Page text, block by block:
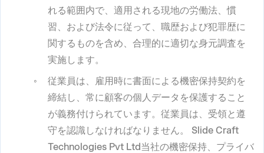
れる範囲内で、適用される現地の労働法、慣
習、および法令に従って、職歴および犯罪歴に
関するものを含め、合理的に適切な身元調査を
実施します。
従業員は、雇用時に書面による機密保持契約を
締結し、常に顧客の個人データを保護すること
が義務付けられています。従業員は、受領と遵
守を認識しなければなりません。 Slide Craft
Technologies Pvt Ltd当社の機密保持、プライバ